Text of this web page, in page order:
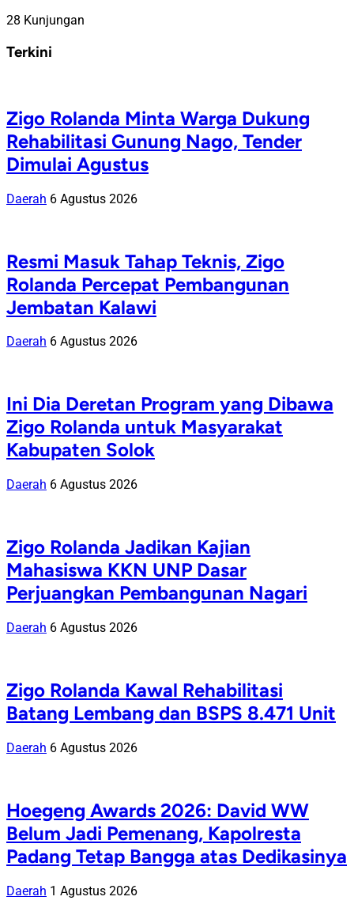
28 Kunjungan
Terkini
Zigo Rolanda Minta Warga Dukung
Rehabilitasi Gunung Nago, Tender
Dimulai Agustus
Daerah 6 Agustus 2026
Resmi Masuk Tahap Teknis, Zigo
Rolanda Percepat Pembangunan
Jembatan Kalawi
Daerah 6 Agustus 2026
Ini Dia Deretan Program yang Dibawa
Zigo Rolanda untuk Masyarakat
Kabupaten Solok
Daerah 6 Agustus 2026
Zigo Rolanda Jadikan Kajian
Mahasiswa KKN UNP Dasar
Perjuangkan Pembangunan Nagari
Daerah 6 Agustus 2026
Zigo Rolanda Kawal Rehabilitasi
Batang Lembang dan BSPS 8.471 Unit
Daerah 6 Agustus 2026
Hoegeng Awards 2026: David WW
Belum Jadi Pemenang, Kapolresta
Padang Tetap Bangga atas Dedikasinya
Daerah 1 Agustus 2026